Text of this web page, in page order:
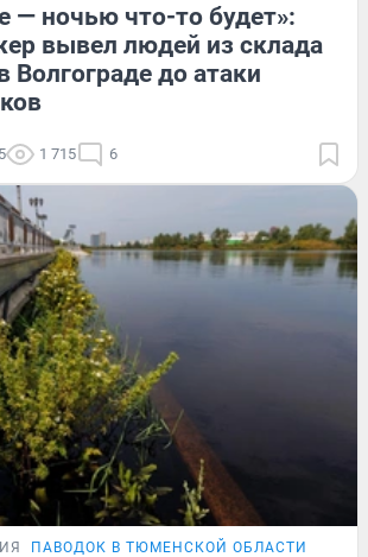
— ночью что-то будет»:
вывел людей из склада
Волгограде до атаки
1 715 6
ПАВОДОК В ТЮМЕНСКОЙ ОБЛАСТИ